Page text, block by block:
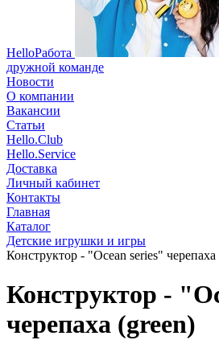
HelloРабота
дружной команде
Новости
О компании
Вакансии
Статьи
Hello.Club
Hello.Service
Доставка
Личный кабинет
Контакты
Главная
Каталог
Детские игрушки и игры
Конструктор - "Ocean series" черепаха
Конструктор -
черепаха (green)